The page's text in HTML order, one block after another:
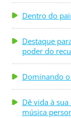
Dentro do
Destaque
poder do
Dominando
Dê vida à
música